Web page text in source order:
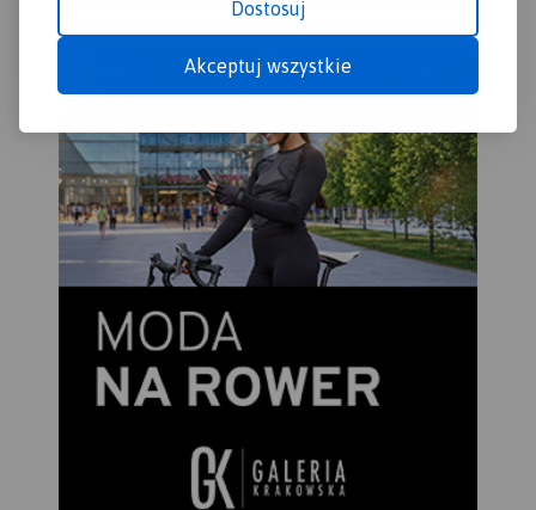
Dostosuj
Akceptuj wszystkie